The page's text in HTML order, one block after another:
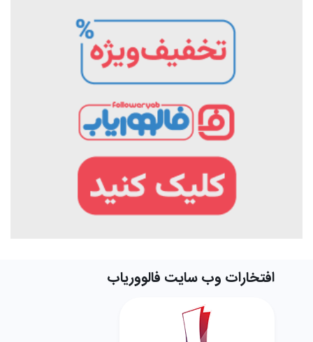
افتخارات وب سایت فالووریاب